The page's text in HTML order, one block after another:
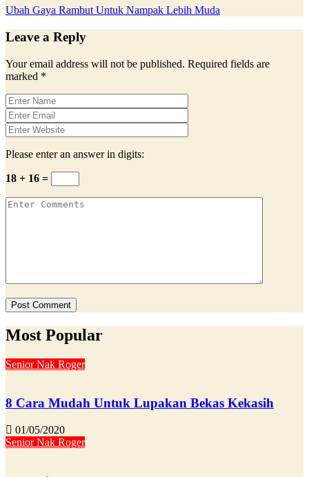
Ubah Gaya Rambut Untuk Nampak Lebih Muda
Leave a Reply
Your email address will not be published. Required fields are
marked *
Please enter an answer in digits:
18 + 16 =
Most Popular
Senior Nak Roger
8 Cara Mudah Untuk Lupakan Bekas Kekasih
01/05/2020
Senior Nak Roger